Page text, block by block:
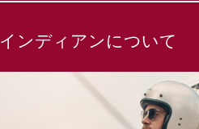
インディアンについて